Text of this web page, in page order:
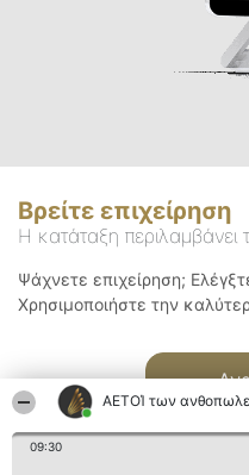
ΑΕΤΟΊ των
09:30
Βρείτε επιχείρηση
Η κατάταξη
Ψάχνετε επιχείρηση;
Χρησιμοποιήστε την